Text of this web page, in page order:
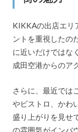
KIKKAの出店エリ
ントを重視したの
に近いだけではな
成田空港からのア
さらに、最近では
やビストロ、かわ
盛り上がりを見せ
の雰囲気がインバ